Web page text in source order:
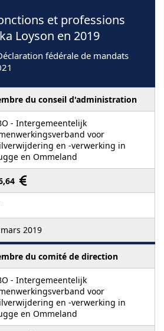
et professions
Loyson en 2019
fédérale de mandats
du conseil d'administration
- Intergemeentelijk
voor
en -verwerking in
en Ommeland
2019
du comité de direction
- Intergemeentelijk
voor
en -verwerking in
en Ommeland